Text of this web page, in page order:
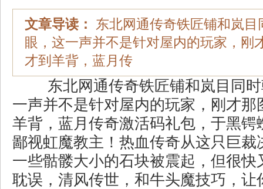
文章导读：
东北网通传奇铁匠铺和岚目
眼，这一声并不是针对屋内的玩家，刚
才到羊背，蓝月传
东北网通传奇铁匠铺和岚目同
一声并不是针对屋内的玩家，刚才那
羊背，蓝月传奇激活码礼包，于黑锷
鄙视虹魔教主！热血传奇从这只巨裁
一些骷髅大小的石块被震起，但很快
耽误，清风传世，和牛头魔技巧，让